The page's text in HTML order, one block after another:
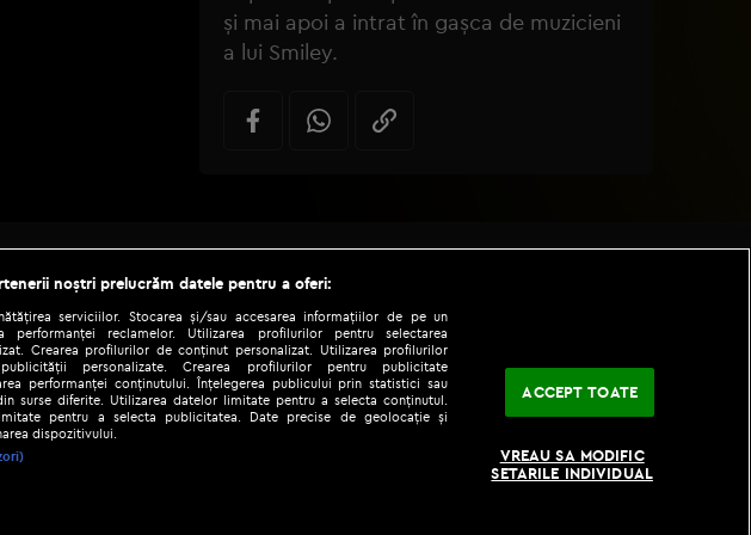
și mai apoi a intrat în gașca de muzicieni
a lui Smiley.
S.A.
|
noștri prelucrăm datele pentru a oferi:
serviciilor. Stocarea și/sau accesarea informațiilor de pe un
performanței reclamelor. Utilizarea profilurilor pentru selectarea
Crearea profilurilor de conținut personalizat. Utilizarea profilurilor
personalizate. Crearea profilurilor pentru publicitate
performanței conținutului. Înțelegerea publicului prin statistici sau
surse diferite. Utilizarea datelor limitate pentru a selecta conținutul.
pentru a selecta publicitatea. Date precise de geolocație și
dispozitivului.
ACCEPT TOATE
VREAU SA MODIFIC
SETARILE INDIVIDUAL